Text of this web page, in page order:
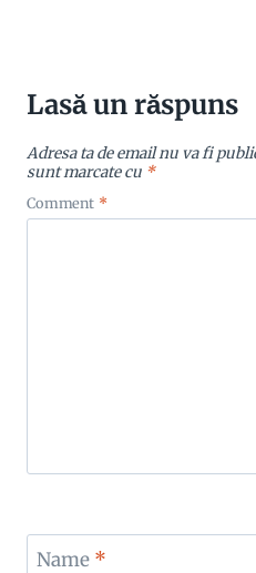
Lasă un răspuns
Adresa ta de email nu va fi
sunt marcate cu *
Comment *
Name *